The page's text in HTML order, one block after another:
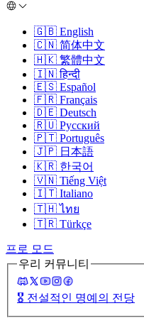
🇬🇧 English
🇨🇳 简体中文
🇭🇰 繁體中文
🇮🇳 हिन्दी
🇪🇸 Español
🇫🇷 Français
🇩🇪 Deutsch
🇷🇺 Русский
🇵🇹 Português
🇯🇵 日本語
🇰🇷 한국어
🇻🇳 Tiếng Việt
🇮🇹 Italiano
🇹🇭 ไทย
🇹🇷 Türkçe
프로 모드
우리 커뮤니티
🎖️ 전설적인 명예의 전당